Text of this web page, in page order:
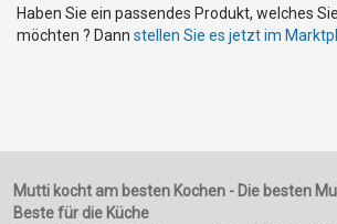
Haben Sie ein passendes Produkt, welches
möchten ? Dann stellen Sie es jetzt im
Mutti kocht am besten Kochen - Die besten
Beste für die Küche